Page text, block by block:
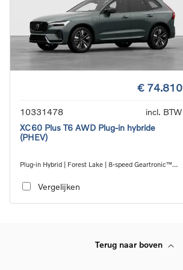
€ 74.810
10331478
incl. BTW
XC60 Plus T6 AWD Plug-in hybride
(PHEV)
Plug-in Hybrid | Forest Lake | 8-speed Geartronic™
Vergelijken
Terug naar boven